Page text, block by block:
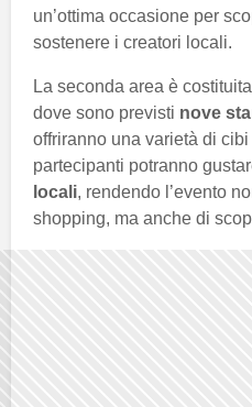
un’ottima occasione per
sostenere i creatori locali.
La seconda area è costituita
dove sono previsti nove
offriranno una varietà di
partecipanti potranno
locali, rendendo l’evento
shopping, ma anche di